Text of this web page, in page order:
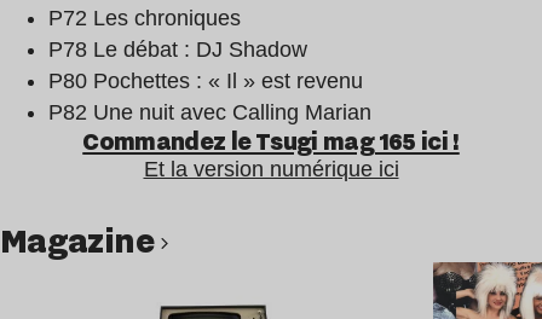
P72 Les chroniques
P78 Le débat : DJ Shadow
P80 Pochettes : « Il » est revenu
P82 Une nuit avec Calling Marian
Commandez le Tsugi mag 165 ici !
Et la version numérique ici
magazine